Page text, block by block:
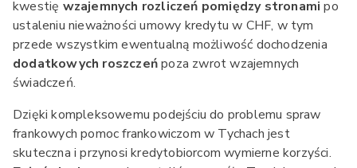
kwestię wzajemnych rozliczeń pomiędzy stronami po
ustaleniu nieważności umowy kredytu w CHF, w tym
przede wszystkim ewentualną możliwość dochodzenia
dodatkowych roszczeńpoza zwrot wzajemnych
świadczeń.
Dzięki kompleksowemu podejściu do problemu spraw
frankowych pomoc frankowiczom w Tychach jest
skuteczna i przynosi kredytobiorcom wymierne korzyści.